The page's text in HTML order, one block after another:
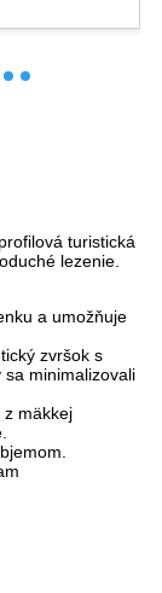
turistická
lezenie.
a umožňuje
zvršok s
minimalizovali
z mäkkej